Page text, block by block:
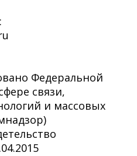
Федеральной
связи,
и массовых